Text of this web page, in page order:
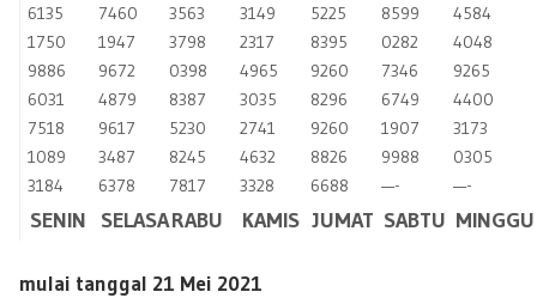
6135
7460 3563 3149 5225 8599
4584
1750
1947 3798 2317 8395 0282
4048
9886
9672 0398 4965 9260 7346
9265
6031
4879 8387 3035 8296 6749
4400
7518
9617 5230 2741 9260 1907
3173
1089
3487 8245 4632 8826 9988
0305
3184
6378 7817 3328 6688 —- —-
SENIN SELASARABU KAMIS JUMAT SABTU MINGGU
mulai tanggal 21 Mei 2021